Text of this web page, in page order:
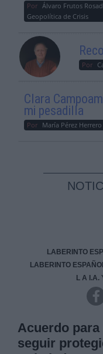
Por Álvaro Frutos
Geopolítica de Crisis
Por
Clara
mi pesadilla
Por María Pérez Herrero
LABERINTO
LABERINTO
L A I.A.
Acuerdo
seguir